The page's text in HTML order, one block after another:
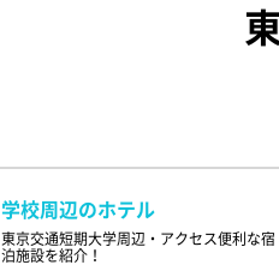
学校周辺のホテル
東京交通短期大学周辺・アクセス便利な宿
泊施設を紹介！